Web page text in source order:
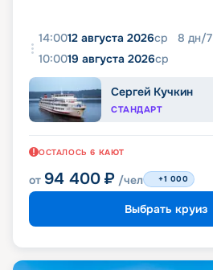
14:0012 августа 2026ср 8 дн/7
10:0019 августа 2026ср
Сергей Кучкин
СТАНДАРТ
ОСТАЛОСЬ 6 КАЮТ
от 94 400 ₽ /чел +1 000
Выбрать круиз